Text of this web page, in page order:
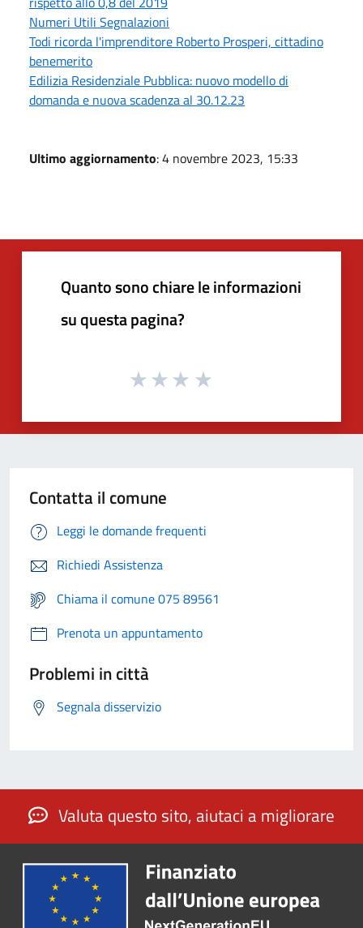
Numeri Utili Segnalazioni
Todi ricorda l'imprenditore Roberto Prosperi, cittadino
benemerito
Edilizia Residenziale Pubblica: nuovo modello di
domanda e nuova scadenza al 30.12.23
Ultimo aggiornamento: 4 novembre 2023, 15:33
Quanto sono chiare le informazioni
su questa pagina?
Contatta il comune
Leggi le domande frequenti
Richiedi Assistenza
Chiama il comune 075 89561
Prenota un appuntamento
Problemi in città
Segnala disservizio
Valuta questo sito, aiutaci a migliorare